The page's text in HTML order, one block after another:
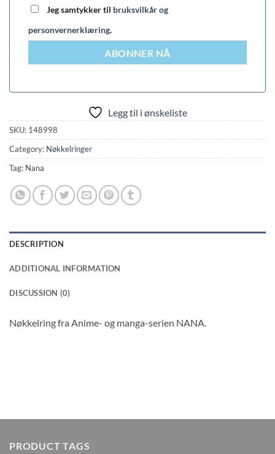
Jeg samtykker til bruksvilkår og
personvernerklæring.
ABONNER NÅ
Legg til i ønskeliste
SKU: 148998
Category: Nøkkelringer
Tag: Nana
DESCRIPTION
ADDITIONAL INFORMATION
DISCUSSION (0)
Nøkkelring fra Anime- og manga-serien NANA.
PRODUCT TAGS